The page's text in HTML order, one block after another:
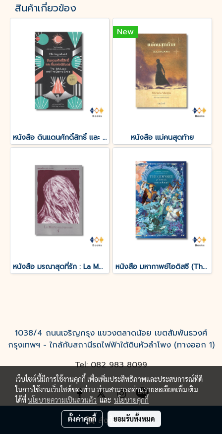
สั่งซื้อสินค้า
สินค้าเกี่ยวข้อง
หนังสือ ดินแดนศักดิ์สิทธิ์ และ ยิ้มแห่งนิรันดร์
New
หนังสือ แม่คนสุดท้าย
หนังสือ มรณาสุดที่รัก : La Morte amoureuse หนังสือ มหากาพย์โอดิสซี (The Odyssey of Homer)
1038/4 ถนนเจริญกรุง แขวงตลาดน้อย เขตสัมพันธวงศ์
กรุงเทพฯ - ใกล้กับสถานีรถไฟฟ้าใต้ดินหัวลำโพง (ทางออก 1)
Tel: 082 983 8099
เว็บไซต์นี้มีการใช้งานคุกกี้ เพื่อเพิ่มประสิทธิภาพและประสบการณ์ที่ดี
ในการใช้งานเว็บไซต์ของท่าน ท่านสามารถอ่านรายละเอียดเพิ่มเติม
ได้ที่นโยบายความเป็นส่วนตัวและ นโยบายคุกกี้
ตั้งค่าคุกกี้ ยอมรับทั้งหมด